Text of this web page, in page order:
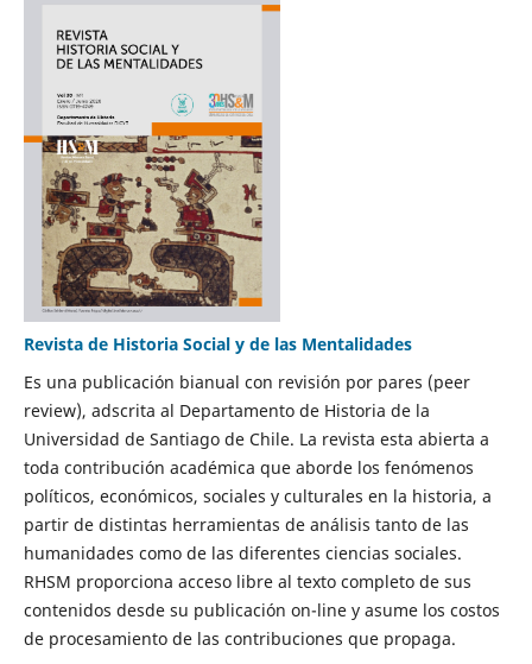
Revista de Historia Social y de las Mentalidades
Es una publicación bianual con revisión por pares (peer
review), adscrita al Departamento de Historia de la
Universidad de Santiago de Chile. La revista esta abierta a
toda contribución académica que aborde los fenómenos
políticos, económicos, sociales y culturales en la historia, a
partir de distintas herramientas de análisis tanto de las
humanidades como de las diferentes ciencias sociales.
RHSM proporciona acceso libre al texto completo de sus
contenidos desde su publicación on-line y asume los costos
de procesamiento de las contribuciones que propaga.